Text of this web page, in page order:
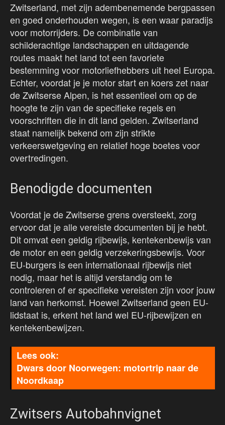
Zwitserland, met zijn adembenemende bergpassen
en goed onderhouden wegen, is een waar paradijs
voor motorrijders. De combinatie van
schilderachtige landschappen en uitdagende
routes maakt het land tot een favoriete
bestemming voor motorliefhebbers uit heel Europa.
Echter, voordat je je motor start en koers zet naar
de Zwitserse Alpen, is het essentieel om op de
hoogte te zijn van de specifieke regels en
voorschriften die in dit land gelden. Zwitserland
staat namelijk bekend om zijn strikte
verkeerswetgeving en relatief hoge boetes voor
overtredingen.
Benodigde documenten
Voordat je de Zwitserse grens oversteekt, zorg
ervoor dat je alle vereiste documenten bij je hebt.
Dit omvat een geldig rijbewijs, kentekenbewijs van
de motor en een geldig verzekeringsbewijs. Voor
EU-burgers is een internationaal rijbewijs niet
nodig, maar het is altijd verstandig om te
controleren of er specifieke vereisten zijn voor jouw
land van herkomst. Hoewel Zwitserland geen EU-
lidstaat is, erkent het land wel EU-rijbewijzen en
kentekenbewijzen.
Dwars door Noorwegen: motortrip naar de
Noordkaap
Zwitsers Autobahnvignet